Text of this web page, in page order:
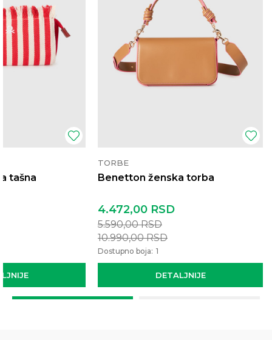
tašna
TORBE
Benetton ženska torba
DETALJNIJE
4.472,00 RSD
5.590,00RSD
10.990,00RSD
Dostupno boja: 1